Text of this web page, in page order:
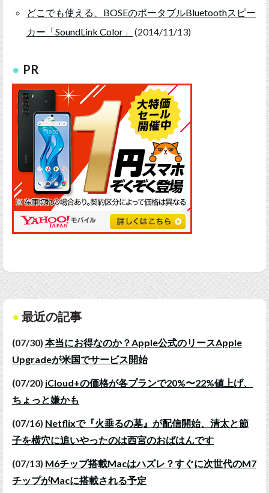
どこでも使える、BOSEのポータブルBluetoothスピー
カー「SoundLink Color」
(2014/11/13)
PR
最近の記事
(07/30) 本当にお得なのか？Apple公式のリースApple
Upgradeが米国でサービス開始
(07/20) iCloud+の価格が各プランで20%〜22%値上げ、
ちょっと嫌かも
(07/16) Netflixで『火垂るの墓』が配信開始、清太と節
子を横穴に追いやったのは西宮のおばはんです
(07/13) M6チップ搭載Macはハズレ？すぐに次世代のM7
チップがMacに搭載される予定